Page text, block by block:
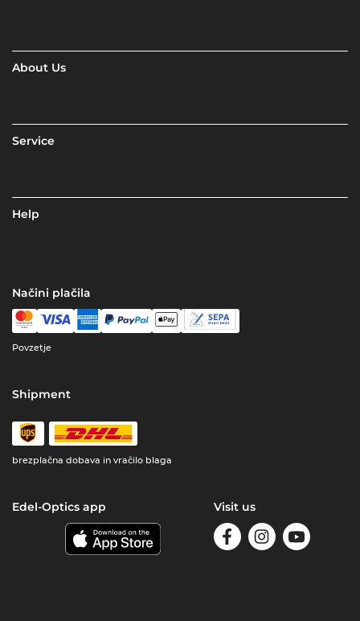
About Us
Service
Help
Načini plačila
Povzetje
Shipment
brezplačna dobava in vračilo blaga
Edel-Optics app Visit us